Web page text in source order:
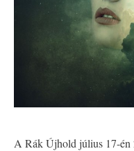
A Rák Újhold július 17-én